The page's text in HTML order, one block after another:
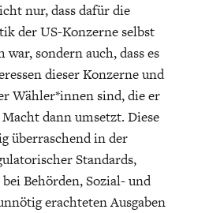
nur, dass dafür die
der US-Konzerne selbst
sondern auch, dass es
dieser Konzerne und
Wähler*innen sind, die er
dann umsetzt. Diese
überraschend in der
Standards,
Behörden, Sozial- und
erachteten Ausgaben